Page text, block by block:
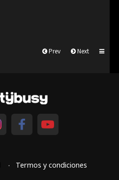
Prev Next
Termos y condiciones